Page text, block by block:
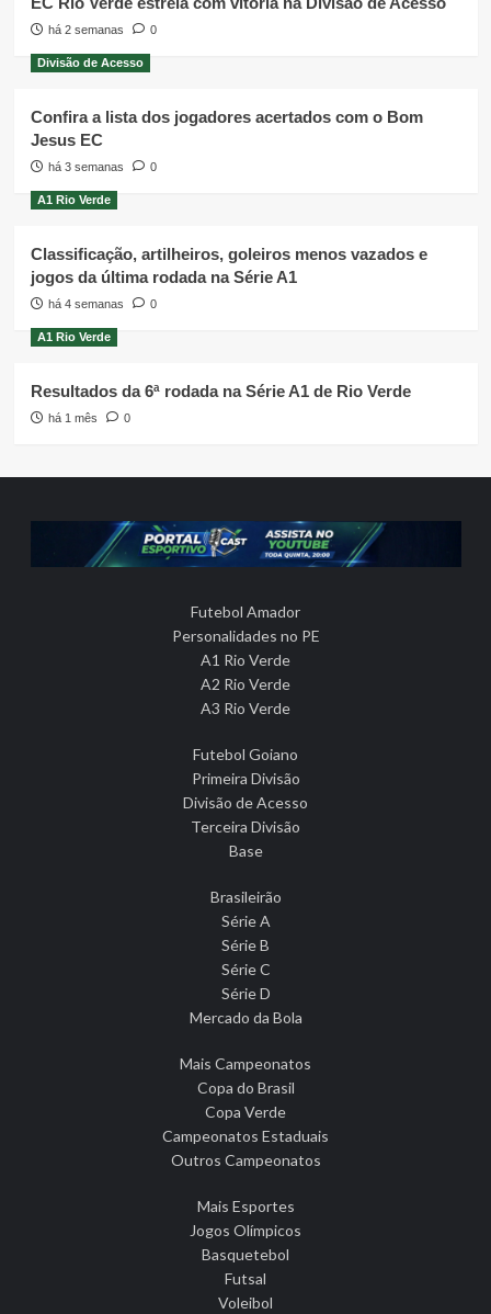
há 2 semanas 0
Divisão de Acesso
Confira a lista dos jogadores acertados com o Bom
Jesus EC
há 3 semanas 0
A1 Rio Verde
Classificação, artilheiros, goleiros menos vazados e
jogos da última rodada na Série A1
há 4 semanas 0
A1 Rio Verde
Resultados da 6ª rodada na Série A1 de Rio Verde
há 1 mês 0
Futebol Amador
Personalidades no PE
A1 Rio Verde
A2 Rio Verde
A3 Rio Verde
Futebol Goiano
Primeira Divisão
Divisão de Acesso
Terceira Divisão
Base
Brasileirão
Série A
Série B
Série C
Série D
Mercado da Bola
Mais Campeonatos
Copa do Brasil
Copa Verde
Campeonatos Estaduais
Outros Campeonatos
Mais Esportes
Jogos Olímpicos
Basquetebol
Futsal
Voleibol